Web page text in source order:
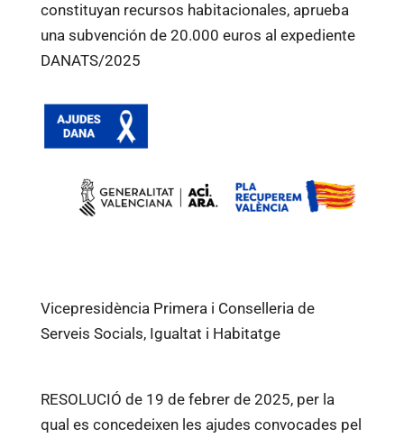
constituyan recursos habitacionales, aprueba
una subvención de 20.000 euros al expediente
DANATS/2025
Vicepresidència Primera i Conselleria de
Serveis Socials, Igualtat i Habitatge
RESOLUCIÓ de 19 de febrer de 2025, per la
qual es concedeixen les ajudes convocades pel